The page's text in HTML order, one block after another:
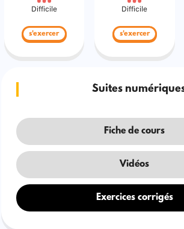
Difficile
s'exercer
Difficile
s'exercer
Suites
Fiche de cours
Vidéos
Exercices corrigés